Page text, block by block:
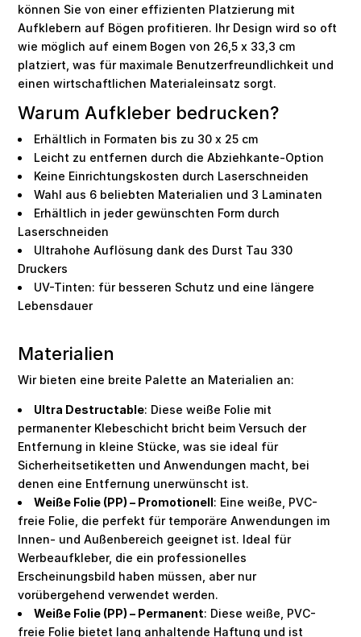
können Sie von einer effizienten Platzierung mit
Aufklebern auf Bögen profitieren. Ihr Design wird so oft
wie möglich auf einem Bogen von 26,5 x 33,3 cm
platziert, was für maximale Benutzerfreundlichkeit und
einen wirtschaftlichen Materialeinsatz sorgt.
Warum Aufkleber bedrucken?
Erhältlich in Formaten bis zu 30 x 25 cm
Leicht zu entfernen durch die Abziehkante-Option
Keine Einrichtungskosten durch Laserschneiden
Wahl aus 6 beliebten Materialien und 3 Laminaten
Erhältlich in jeder gewünschten Form durch
Laserschneiden
Ultrahohe Auflösung dank des Durst Tau 330
Druckers
UV-Tinten: für besseren Schutz und eine längere
Lebensdauer
Materialien
Wir bieten eine breite Palette an Materialien an:
Ultra Destructable: Diese weiße Folie mit
permanenter Klebeschicht bricht beim Versuch der
Entfernung in kleine Stücke, was sie ideal für
Sicherheitsetiketten und Anwendungen macht, bei
denen eine Entfernung unerwünscht ist.
Weiße Folie (PP) – Promotionell: Eine weiße, PVC-
freie Folie, die perfekt für temporäre Anwendungen im
Innen- und Außenbereich geeignet ist. Ideal für
Werbeaufkleber, die ein professionelles
Erscheinungsbild haben müssen, aber nur
vorübergehend verwendet werden.
Weiße Folie (PP) – Permanent: Diese weiße, PVC-
freie Folie bietet lang anhaltende Haftung und ist